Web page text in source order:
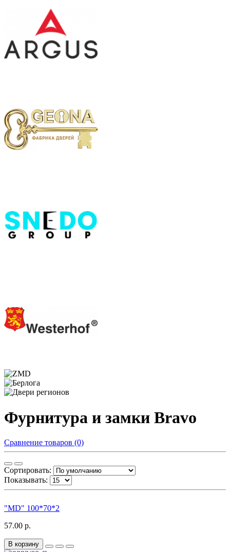
Фурнитура и замки Bravo
Сравнение товаров (0)
Сортировать:
Показывать:
"MD" 100*70*2
57.00 р.
В корзину